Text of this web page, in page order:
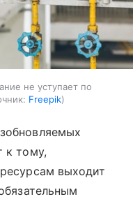
не уступает по
Freepik
к тому,
выходит